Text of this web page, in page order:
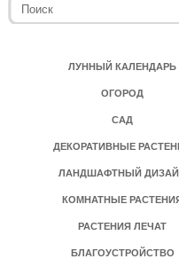
ЛУННЫЙ КАЛЕНДАРЬ
ОГОРОД
САД
ДЕКОРАТИВНЫЕ
ЛАНДШАФТНЫЙ
КОМНАТНЫЕ
РАСТЕНИЯ ЛЕЧАТ
БЛАГОУСТРОЙСТВО